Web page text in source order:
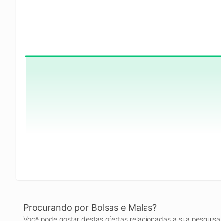
Procurando por Bolsas e Malas?
Você pode gostar destas ofertas relacionadas a sua